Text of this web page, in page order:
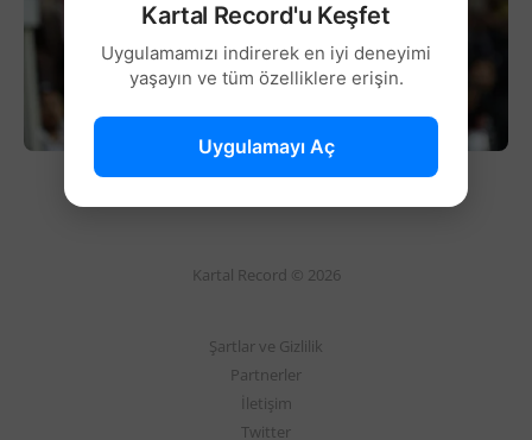
Kartal Record © 2026
Şartlar ve Gizlilik
Partnerler
İletişim
Twitter
Kartal Record'u Keşfet
Uygulamamızı indirerek en iyi deneyimi
yaşayın ve tüm özelliklere erişin.
Uygulamayı Aç